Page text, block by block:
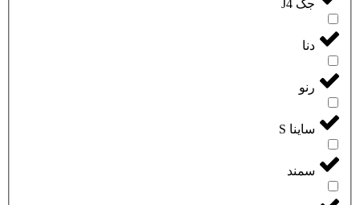
جک J4
دنا
رنو
ساینا S
سمند